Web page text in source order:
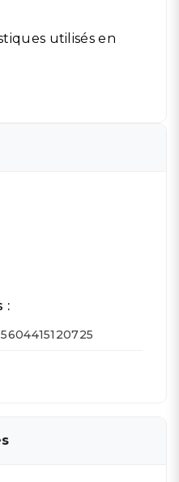
utilisés en
:
5604415120725